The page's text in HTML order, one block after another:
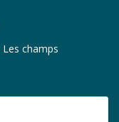
Les champs